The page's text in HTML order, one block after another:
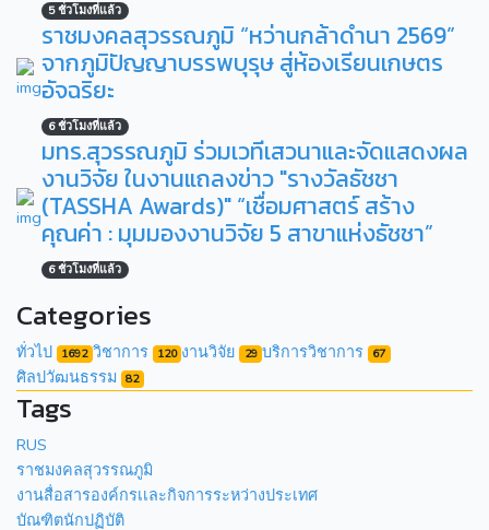
5 ชั่วโมงที่แล้ว
ราชมงคลสุวรรณภูมิ “หว่านกล้าดำนา 2569”
จากภูมิปัญญาบรรพบุรุษ สู่ห้องเรียนเกษตร
อัจฉริยะ
6 ชั่วโมงที่แล้ว
มทร.สุวรรณภูมิ ร่วมเวทีเสวนาและจัดแสดงผล
งานวิจัย ในงานแถลงข่าว "รางวัลธัชชา
(TASSHA Awards)" “เชื่อมศาสตร์ สร้าง
คุณค่า : มุมมองงานวิจัย 5 สาขาแห่งธัชชา”
6 ชั่วโมงที่แล้ว
Categories
ทั่วไป 1692 วิชาการ 120 งานวิจัย 29 บริการวิชาการ 67
ศิลปวัฒนธรรม 82
Tags
RUS
ราชมงคลสุวรรณภูมิ
งานสื่อสารองค์กรเเละกิจการระหว่างประเทศ
บัณฑิตนักปฏิบัติ